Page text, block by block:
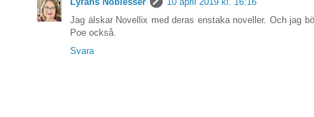
Jag älskar Novellix med deras enstaka noveller. Och jag
Poe också.
Svara